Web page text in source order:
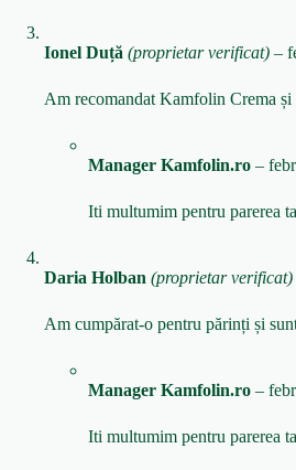
Ionel Duță (proprietar verificat) –
Am recomandat Kamfolin Crema și
Manager Kamfolin.ro –
Iti multumim pentru parerea
Daria Holban (proprietar verificat)
Am cumpărat-o pentru părinți și
Manager Kamfolin.ro –
Iti multumim pentru parerea